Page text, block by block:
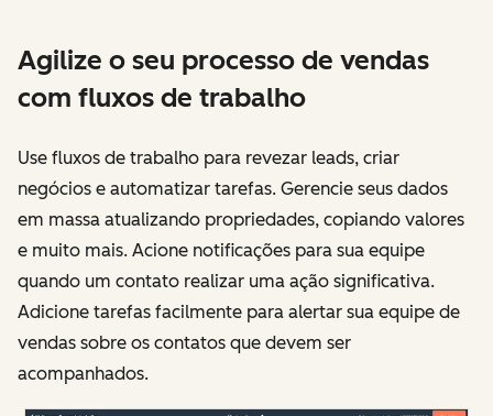
Agilize o seu processo de vendas
com fluxos de trabalho
Use fluxos de trabalho para revezar leads, criar
negócios e automatizar tarefas. Gerencie seus dados
em massa atualizando propriedades, copiando valores
e muito mais. Acione notificações para sua equipe
quando um contato realizar uma ação significativa.
Adicione tarefas facilmente para alertar sua equipe de
vendas sobre os contatos que devem ser
acompanhados.